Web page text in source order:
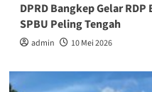
DPRD Bangkep Gelar
SPBU Peling Tengah
admin 10 Mei 2026